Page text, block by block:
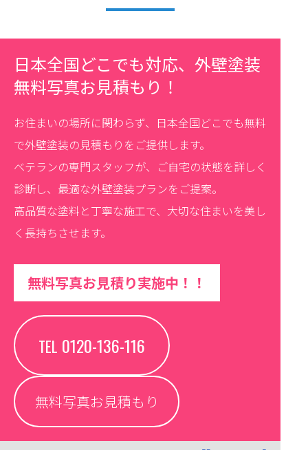
日本全国どこでも対応、外壁塗装
無料写真お見積もり！
お住まいの場所に関わらず、日本全国どこでも無料
で外壁塗装の見積もりをご提供します。
ベテランの専門スタッフが、ご自宅の状態を詳しく
診断し、最適な外壁塗装プランをご提案。
高品質な塗料と丁寧な施工で、大切な住まいを美し
く長持ちさせます。
無料写真お見積り実施中！！
TEL 0120-136-116
無料写真お見積もり